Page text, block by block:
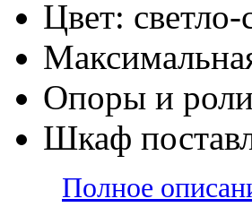
Цвет:
Опоры и
Шкаф
Полное